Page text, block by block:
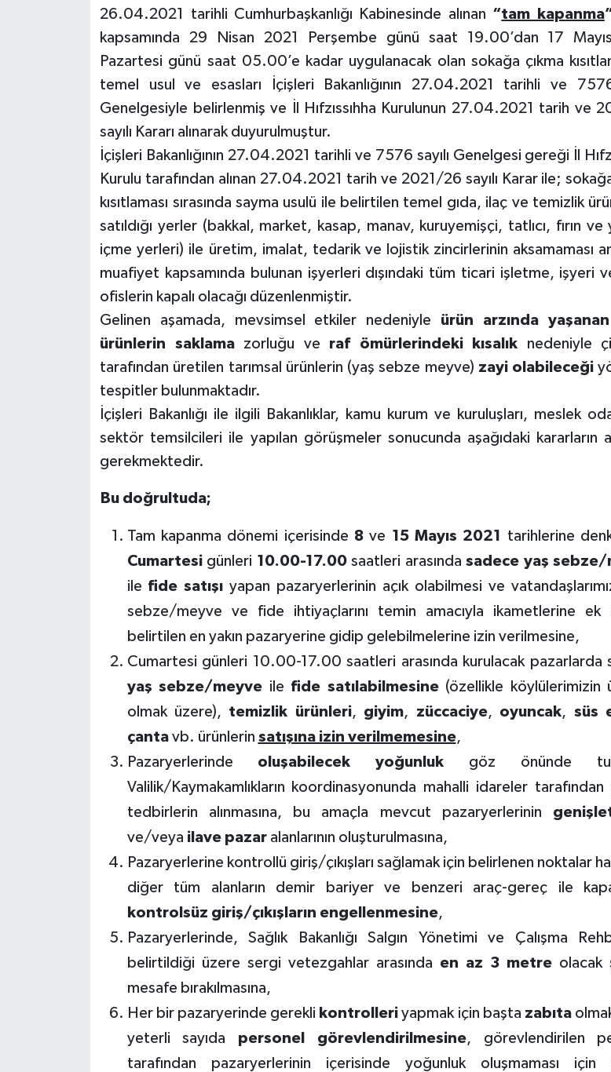
26.04.2021 tarihli Cumhurbaşkanlığı Kabinesinde alınan “tam kapanma
kapsamında 29 Nisan 2021 Perşembe günü saat 19.00’dan 17
Pazartesi günü saat 05.00’e kadar uygulanacak olan sokağa çıkma
temel usul ve esasları İçişleri Bakanlığının 27.04.2021 tarihli ve 7576
Genelgesiyle belirlenmiş ve İl Hıfzıssıhha Kurulunun 27.04.2021 tarih ve
sayılı Kararı alınarak duyurulmuştur.
İçişleri Bakanlığının 27.04.2021 tarihli ve 7576 sayılı Genelgesi gereği İl
Kurulu tarafından alınan 27.04.2021 tarih ve 2021/26 sayılı Karar ile;
kısıtlaması sırasında sayma usulü ile belirtilen temel gıda, ilaç ve temizlik
satıldığı yerler (bakkal, market, kasap, manav, kuruyemişçi, tatlıcı, fırın
içme yerleri) ile üretim, imalat, tedarik ve lojistik zincirlerinin aksamaması
muafiyet kapsamında bulunan işyerleri dışındaki tüm ticari işletme, işyeri
ofislerin kapalı olacağı düzenlenmiştir.
Gelinen aşamada, mevsimsel etkiler nedeniyle ürün arzında
ürünlerin saklama zorluğu ve raf ömürlerindeki kısalık nedeniyle
tarafından üretilen tarımsal ürünlerin (yaş sebze meyve) zayi olabileceği
tespitler bulunmaktadır.
İçişleri Bakanlığı ile ilgili Bakanlıklar, kamu kurum ve kuruluşları, meslek
sektör temsilcileri ile yapılan görüşmeler sonucunda aşağıdaki kararların
gerekmektedir.
Bu doğrultuda;
Tam kapanma dönemi içerisinde 8ve 15 Mayıs 2021
tarihlerine
Cumartesigünleri 10.00­-17.00saatleri arasındasadece yaş sebze/
ile fide satışı yapan pazaryerlerinin açık olabilmesi ve
sebze/meyve ve fide ihtiyaçlarını temin amacıyla ikametlerine ek
belirtilen en yakın pazaryerine gidip gelebilmelerine izin verilmesine,
Cumartesi günleri 10.00­-17.00 saatleri arasında kurulacak pazarlarda
yaş sebze/meyve ile fide satılabilmesine(özellikle köylülerimizin
olmak üzere), temizlik ürünleri, giyim, züccaciye, oyuncak, süs
çantavb. ürünlerin satışına izin verilmemesine,
Pazaryerlerinde oluşabilecek yoğunluk göz önünde
Valilik/Kaymakamlıkların koordinasyonunda mahalli idareler tarafından
tedbirlerin alınmasına, bu amaçla mevcut pazaryerlerinin
ve/veya ilave pazar alanlarının oluşturulmasına,
Pazaryerlerine kontrollü giriş/çıkışları sağlamak için belirlenen noktalar
diğer tüm alanların demir bariyer ve benzeri araç-­gereç ile
kontrolsüz giriş/çıkışların engellenmesine,
Pazaryerlerinde, Sağlık Bakanlığı Salgın Yönetimi ve Çalışma
belirtildiği üzere sergi vetezgahlar arasında en az 3 metre olacak
mesafe bırakılmasına,
Her bir pazaryerinde gerekli kontrolleri yapmak için başta zabıta
yeterli sayıda personel görevlendirilmesine, görevlendirilen
tarafından pazaryerlerinin içerisinde yoğunluk oluşmaması için